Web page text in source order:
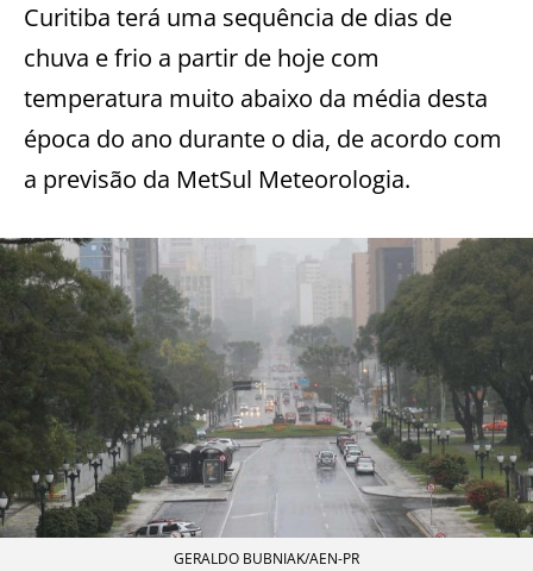
Curitiba terá uma sequência de dias de
chuva e frio a partir de hoje com
temperatura muito abaixo da média desta
época do ano durante o dia, de acordo com
a previsão da MetSul Meteorologia.
GERALDO BUBNIAK/AEN-PR